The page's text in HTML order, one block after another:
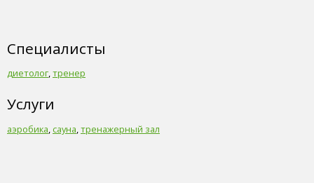
Специалисты
диетолог,тренер
Услуги
аэробика сауна тренажерный зал